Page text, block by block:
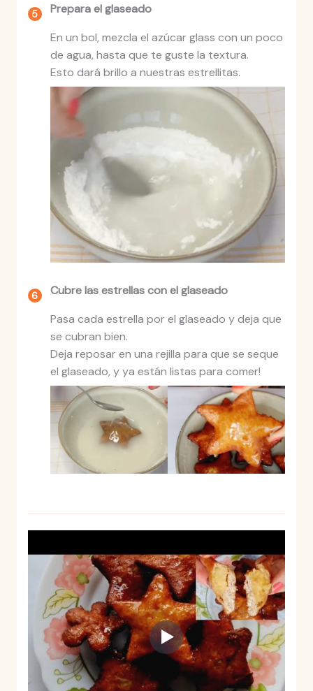
Prepara el glaseado
En un bol, mezcla el azúcar glass con un poco
de agua, hasta que te guste la textura.
Esto dará brillo a nuestras estrellitas.
Cubre las estrellas con el glaseado
Pasa cada estrella por el glaseado y deja que
se cubran bien.
Deja reposar en una rejilla para que se seque
el glaseado, y ya están listas para comer!